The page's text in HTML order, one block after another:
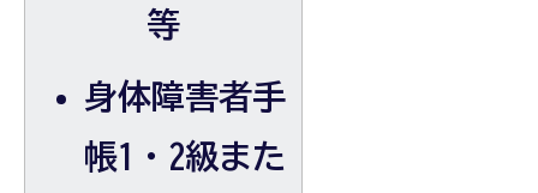
等
身体障害者手
帳1・2級また